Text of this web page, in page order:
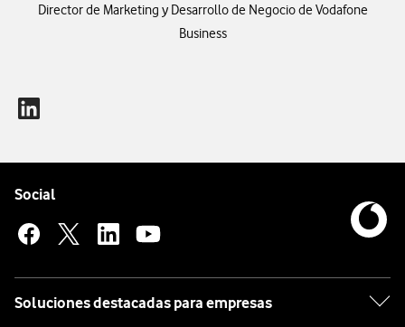
Director de Marketing y Desarrollo de Negocio de Vodafone
Business
Social
Soluciones destacadas para empresas